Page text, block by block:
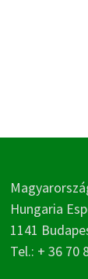
Hungaria
1141
Tel.: + 36 70